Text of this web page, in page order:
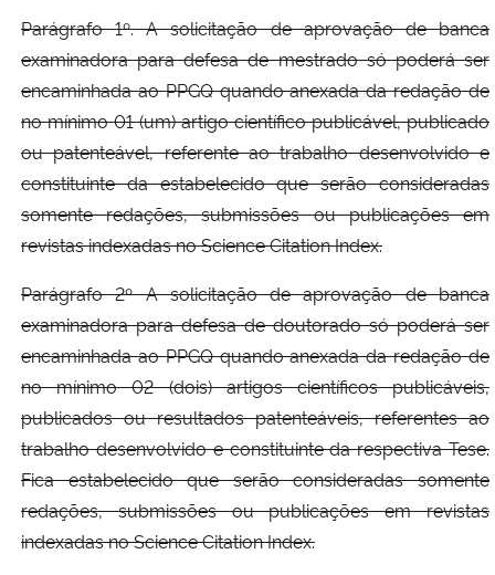
Parágrafo 1º. A solicitação de aprovação de banca
examinadora para defesa de mestrado só poderá ser
encaminhada ao PPGQ quando anexada da redação de
no mínimo 01 (um) artigo científico publicável, publicado
ou patenteável, referente ao trabalho desenvolvido e
constituinte da estabelecido que serão consideradas
somente redações, submissões ou publicações em
revistas indexadas no Science Citation Index.
Parágrafo 2º A solicitação de aprovação de banca
examinadora para defesa de doutorado só poderá ser
encaminhada ao PPGQ quando anexada da redação de
no mínimo 02 (dois) artigos científicos publicáveis,
publicados ou resultados patenteáveis, referentes ao
trabalho desenvolvido e constituinte da respectiva Tese.
Fica estabelecido que serão consideradas somente
redações, submissões ou publicações em revistas
indexadas no Science Citation Index.